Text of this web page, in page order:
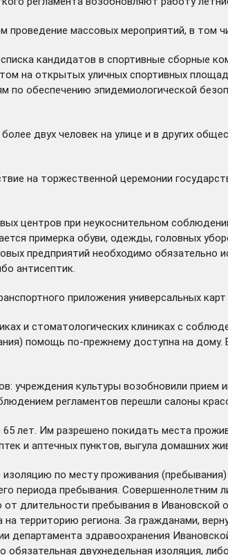
массовых мероприятий, в том
кандидатов в спортивные сборные
на открытых уличных спортивных
обеспечению эпидемиологической
двух человек на улице и в других
на торжественной церемонии
центров при неукоснительном
примерка обуви, одежды, головных
предприятий необходимо обязательно
антисептик.
приложения универсальных
и стоматологических клиниках с
помощь по-прежнему доступна на
культуры возобновили прием
регламентов перешли салоны
лет. Им разрешено покидать места
и аптечных пунктов, выгула домашних
по месту проживания
периода пребывания. Совершеннолетним
длительности пребывания в Ивановской
территорию региона. За гражданами,
здравоохранения
двухнедельная изоляция,